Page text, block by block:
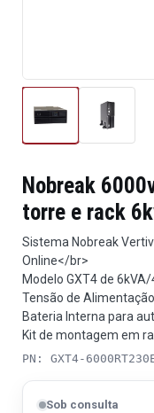
Nobreak
torre e rack
Sistema Nobreak
Online</br>
Modelo GXT4 de
Tensão de
Bateria Interna para
Kit de montagem em
PN: GXT4-
Sob consulta